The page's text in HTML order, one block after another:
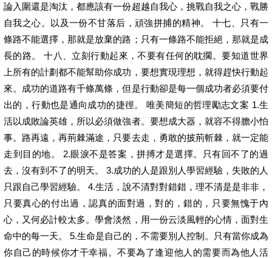
論入圍還是淘汰，都應該有一份超越自我心，挑戰自我之心，戰勝
自我之心。以及一份不甘落后，頑強拼捕的精神。 十七、只有一
條路不能選擇，那就是放棄的路；只有一條路不能拒絕，那就是成
長的路。 十八、立刻行動起來，不要有任何的耽擱。要知道世界
上所有的計劃都不能幫助你成功，要想實現理想，就得趕快行動起
來。成功的道路有千條萬條，但是行動卻是每一個成功者必須要付
出的，行動也是通向成功的捷徑。 唯美簡短的哲理勵志文案 1.生
活以成敗論英雄，所以必須做強者。要想成大器，就容不得膽小怕
事。路再遠，再荊棘滿途，只要去走，勇敢的披荊斬棘，就一定能
走到目的地。 2.眼淚不是答案，拼搏才是選擇。只有回不了的過
去，沒有到不了的明天。 3.成功的人是跟別人學習經驗，失敗的人
只跟自己學習經驗。 4.生活，說不清對對錯錯，理不清是是非非，
只要真心的付出過，認真的面對過，對的，錯的，只要無愧于內
心，又何必計較太多。學會淡然，用一份云淡風輕的心情，面對生
命中的每一天。 5.生命是自己的，不需要別人控制。只有當你成為
你自己的時候你才干幸福。不要為了逢迎他人的需要而為他人活